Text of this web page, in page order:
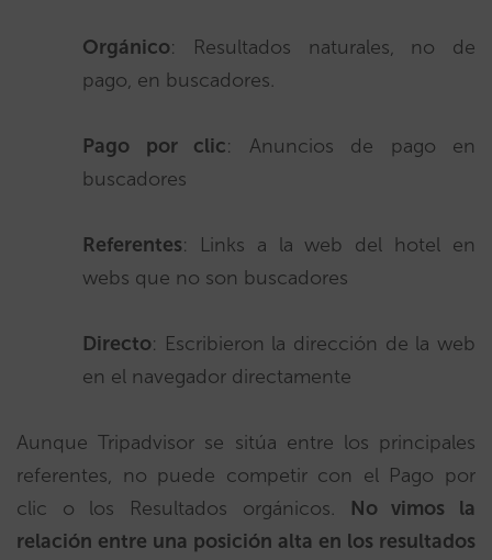
Orgánico: Resultados naturales, no de
pago, en buscadores.
Pago por clic: Anuncios de pago en
buscadores
Referentes: Links a la web del hotel en
webs que no son buscadores
Directo: Escribieron la dirección de la web
en el navegador directamente
Aunque Tripadvisor se sitúa entre los principales
referentes, no puede competir con el Pago por
clic o los Resultados orgánicos.
No vimos la
relación entre una posición alta en los resultados